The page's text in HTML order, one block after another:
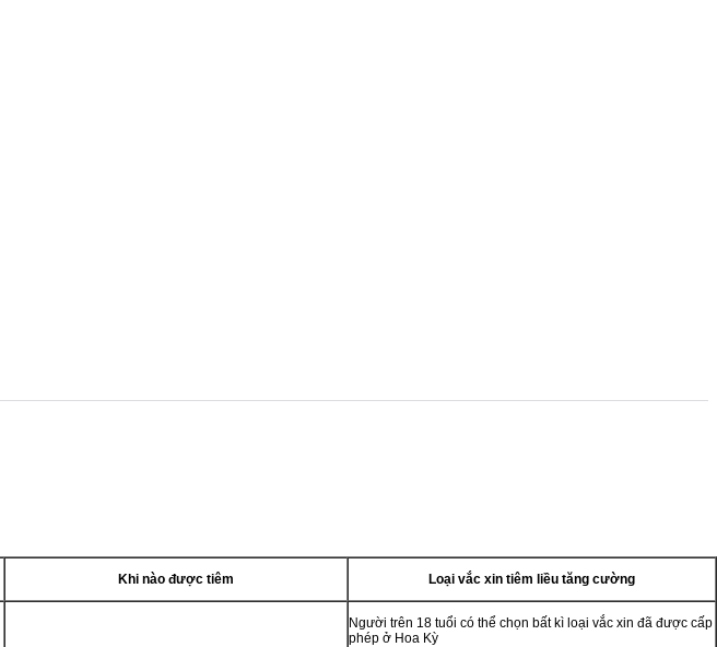
Khi nào được tiêm Loại vắc xin tiêm liều tăng cường
Người trên 18 tuổi có thể chọn bất kì loại vắc xin đã được cấp
phép ở Hoa Kỳ